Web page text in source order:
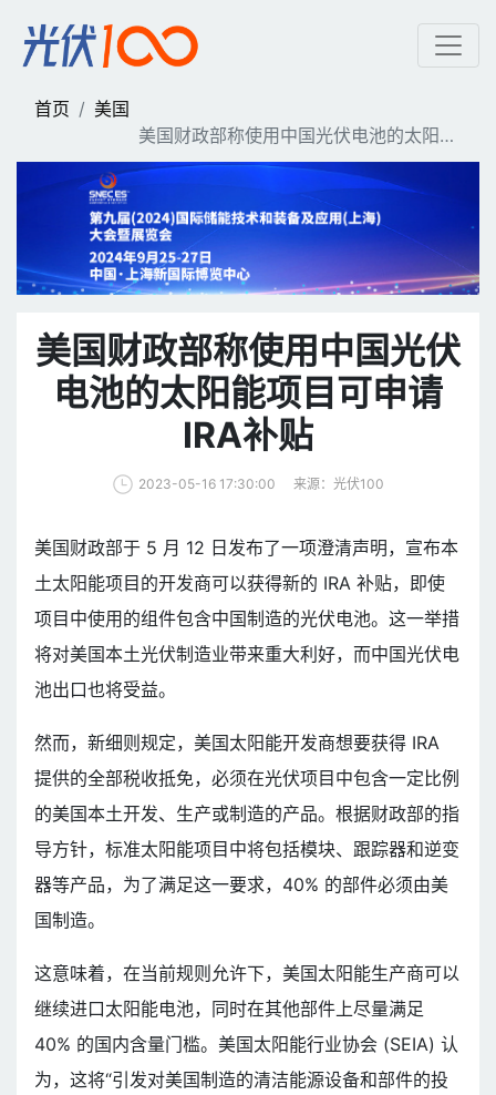
美国财政部称使用中国
首页
美国
美国财政部称使用中国光伏电池的太阳能
项目可申请IRA补贴
美国财政部称使用中国光伏
电池的太阳能项目可申请
IRA补贴
2023-05-16 17:30:00 来源：光伏100
美国财政部于 5 月 12 日发布了一项澄清声明，宣布本
土太阳能项目的开发商可以获得新的 IRA 补贴，即使
项目中使用的组件包含中国制造的光伏电池。这一举措
将对美国本土光伏制造业带来重大利好，而中国光伏电
池出口也将受益。
然而，新细则规定，美国太阳能开发商想要获得 IRA
提供的全部税收抵免，必须在光伏项目中包含一定比例
的美国本土开发、生产或制造的产品。根据财政部的指
导方针，标准太阳能项目中将包括模块、跟踪器和逆变
器等产品，为了满足这一要求，40% 的部件必须由美
国制造。
这意味着，在当前规则允许下，美国太阳能生产商可以
继续进口太阳能电池，同时在其他部件上尽量满足
40% 的国内含量门槛。美国太阳能行业协会 (SEIA) 认
为，这将“引发对美国制造的清洁能源设备和部件的投